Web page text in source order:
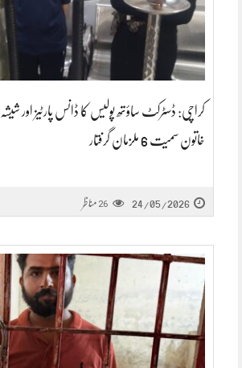
کراچی: ڈسٹرکٹ ساؤتھ پولیس کا ڈانس پارٹیز اور شیشہ
خاتون سمیت 6 ملزمان گرفتار
24/05/2026
26 مناظر